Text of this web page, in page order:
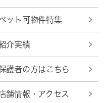
ット可物件特集
介実績
護者の方はこちら
舗情報・アクセス